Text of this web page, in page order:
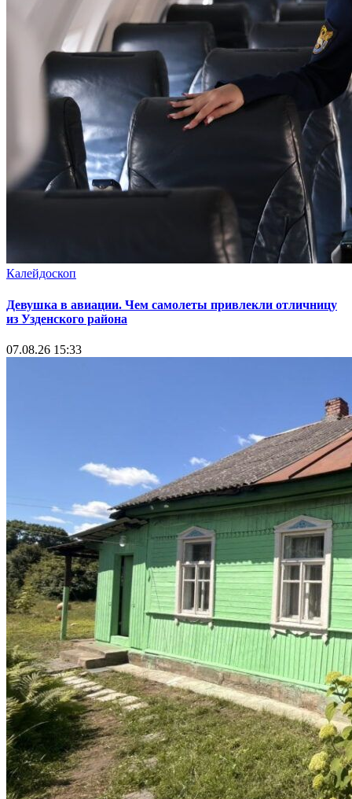
Калейдоскоп
Девушка в авиации. Чем самолеты привлекли отличницу
из Узденского района
07.08.26 15:33